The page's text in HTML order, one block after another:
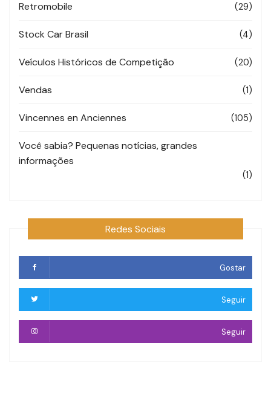
Retromobile (29)
Stock Car Brasil (4)
Veículos Históricos de Competição (20)
Vendas (1)
Vincennes en Anciennes (105)
Você sabia? Pequenas notícias, grandes
informações
(1)
Redes Sociais
Gostar
Seguir
Seguir